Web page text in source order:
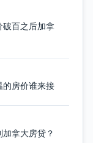
百之后加拿
的房价谁来接
拿大房贷？